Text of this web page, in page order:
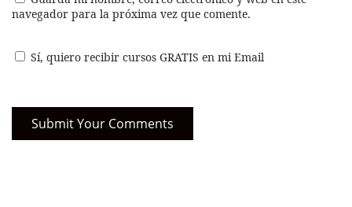
navegador para la próxima vez que comente.
Sí, quiero recibir cursos GRATIS en mi Email